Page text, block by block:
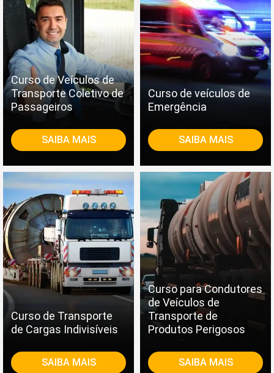
Curso de Veículos de
Transporte Coletivo de
Passageiros
SAIBA MAIS
Curso de veículos de
Emergência
SAIBA MAIS
Curso de Transporte
de Cargas Indivisíveis
SAIBA MAIS
Curso para Condutores
de Veículos de
Transporte de
Produtos Perigosos
SAIBA MAIS